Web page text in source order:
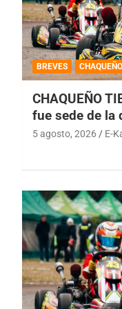
BREVES
CHAQUEÑO
fue sede de la
5 agosto, 2026 E-